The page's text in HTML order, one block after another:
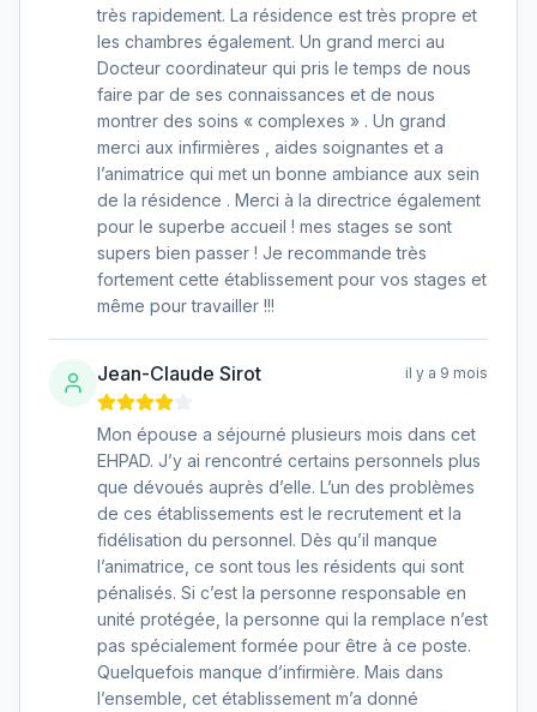
très rapidement. La résidence est très propre et
les chambres également. Un grand merci au
Docteur coordinateur qui pris le temps de nous
faire par de ses connaissances et de nous
montrer des soins « complexes » . Un grand
merci aux infirmières , aides soignantes et a
l’animatrice qui met un bonne ambiance aux sein
de la résidence . Merci à la directrice également
pour le superbe accueil ! mes stages se sont
supers bien passer ! Je recommande très
fortement cette établissement pour vos stages et
même pour travailler !!!
Jean-Claude Sirot il y a 9 mois
Mon épouse a séjourné plusieurs mois dans cet
EHPAD. J’y ai rencontré certains personnels plus
que dévoués auprès d’elle. L’un des problèmes
de ces établissements est le recrutement et la
fidélisation du personnel. Dès qu’il manque
l’animatrice, ce sont tous les résidents qui sont
pénalisés. Si c’est la personne responsable en
unité protégée, la personne qui la remplace n’est
pas spécialement formée pour être à ce poste.
Quelquefois manque d’infirmière. Mais dans
l’ensemble, cet établissement m’a donné